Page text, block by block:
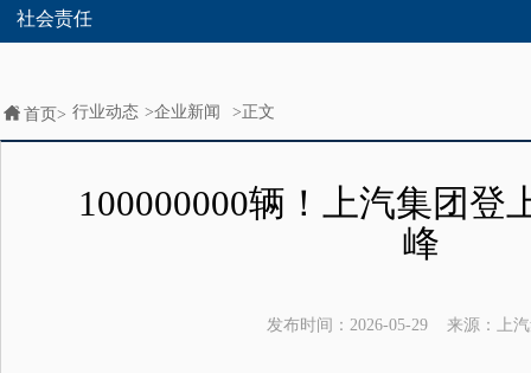
社会责任
首页> 行业动态 >企业新闻 >正文
100000000辆！上汽集团登
峰
发布时间： 2026-05-29 来源： 上